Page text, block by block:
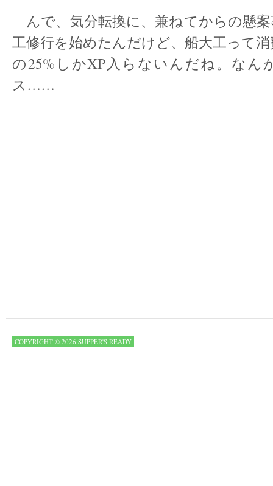
んで、気分転換に、兼ねてからの懸
工修行を始めたんだけど、船大工って
の25%しかXP入らないんだね。なん
ス……
COPYRIGHT © 2026 SUPPER'S READY